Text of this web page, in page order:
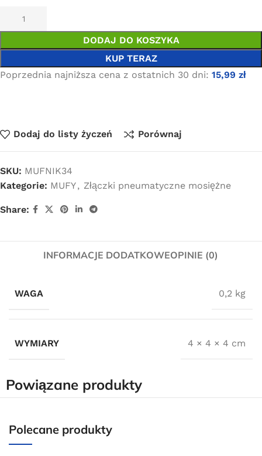
DODAJ DO KOSZYKA
KUP TERAZ
Poprzednia najniższa cena z ostatnich 30 dni: 15,99 zł
Dodaj do listy życzeń Porównaj
SKU: MUFNIK34
Kategorie: MUFY, Złączki pneumatyczne mosiężne
Share:
INFORMACJE DODATKOWEOPINIE (0)
WAGA 0,2 kg
WYMIARY 4 × 4 × 4 cm
Powiązane produkty
Polecane produkty